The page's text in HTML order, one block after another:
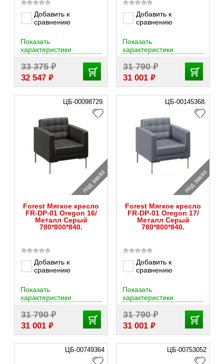
Добавить к
сравнению
33 375₽
32 547 ₽
Показать
характеристики
Добавить к
сравнению
31 790₽
31 001 ₽
Показать
характеристики
ЦБ-00098729.
под заказ
Forest Мягкое кресло
FR-DP-01 Oregon 16/
Металл Серый
780*800*840.
Добавить к
сравнению
31 790₽
31 001 ₽
Показать
характеристики
ЦБ-00145368.
под заказ
Forest Мягкое кресло
FR-DP-01 Oregon 17/
Металл Серый
780*800*840.
Добавить к
сравнению
31 790₽
31 001 ₽
Показать
характеристики
ЦБ-00749364 ЦБ-00753052